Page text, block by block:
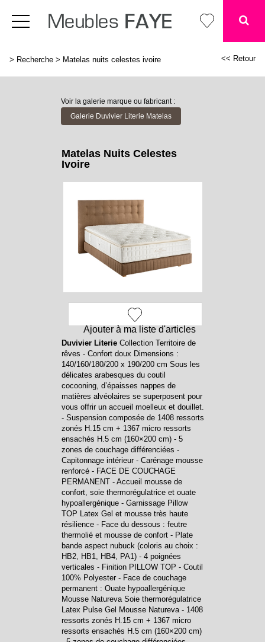
> Recherche > Matelas nuits celestes ivoire << Retour
Voir la galerie marque ou fabricant :
Galerie Duvivier Literie Matelas
Ajouter à ma liste d'articles
Matelas Nuits Celestes
Ivoire
Duvivier LiterieCollection Territoire de
rêves - Confort doux Dimensions :
140/160/180/200 x 190/200 cm Sous les
délicates arabesques du coutil
cocooning, d’épaisses nappes de
matières alvéolaires se superposent pour
vous offrir un accueil moelleux et douillet.
- Suspension composée de 1408 ressorts
zonés H.15 cm + 1367 micro ressorts
ensachés H.5 cm (160×200 cm) - 5
zones de couchage différenciées -
Capitonnage intérieur - Carénage mousse
renforcé - FACE DE COUCHAGE
PERMANENT - Accueil mousse de
confort, soie thermorégulatrice et ouate
hypoallergénique - Garnissage Pillow
TOP Latex Gel et mousse très haute
résilience - Face du dessous : feutre
thermolié et mousse de confort - Plate
bande aspect nubuck (coloris au choix :
HB2, HB1, HB4, PA1) - 4 poignées
verticales - Finition PILLOW TOP - Coutil
100% Polyester - Face de couchage
permanent : Ouate hypoallergénique
Mousse Natureva Soie thermorégulatrice
Latex Pulse Gel Mousse Natureva - 1408
ressorts zonés H.15 cm + 1367 micro
ressorts ensachés H.5 cm (160×200 cm)